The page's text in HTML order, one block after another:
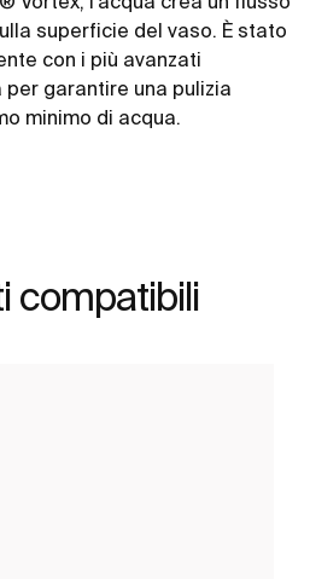
superficie del vaso. È stato
con i più avanzati
garantire una pulizia
minimo di acqua.
compatibili